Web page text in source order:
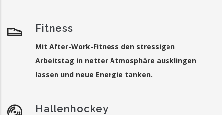
Fitness
Mit After-Work-Fitness den stressigen
Arbeitstag in netter Atmosphäre ausklingen
lassen und neue Energie tanken.
Hallenhockey